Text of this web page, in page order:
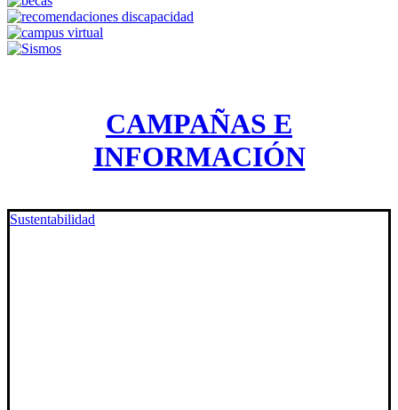
CAMPAÑAS E
INFORMACIÓN
Sustentabilidad